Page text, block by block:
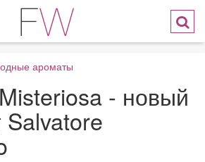
ароматы
- новый
Salvatore